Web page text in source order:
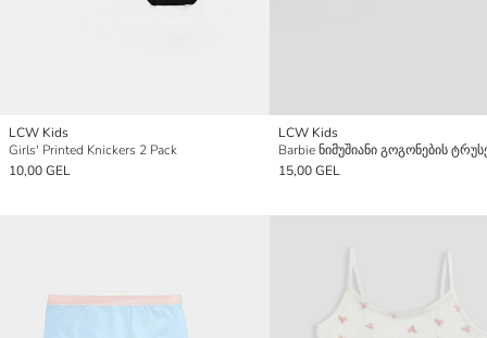
LCW Kids
Girls' Printed Knickers 2 Pack
10,00 GEL
LCW Kids
15,00 GEL